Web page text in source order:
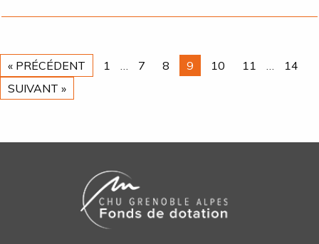
« PRÉCÉDENT 1 … 7 8 9 10 11 …
14
SUIVANT »